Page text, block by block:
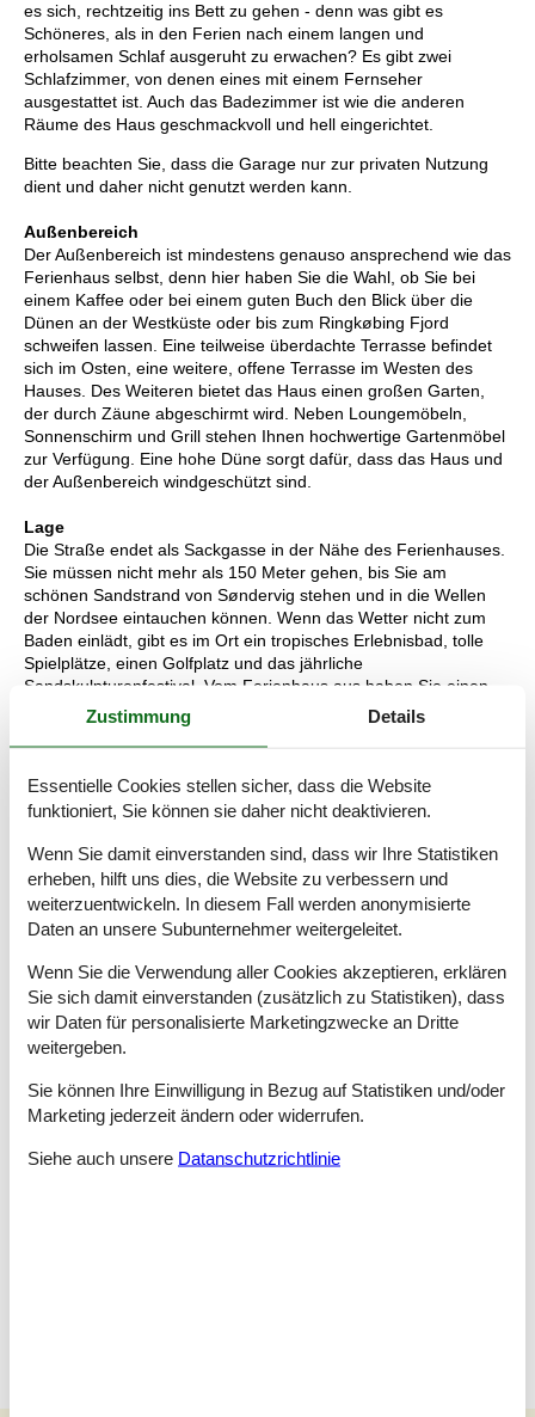
es sich, rechtzeitig ins Bett zu gehen - denn was gibt es
Schöneres, als in den Ferien nach einem langen und
erholsamen Schlaf ausgeruht zu erwachen? Es gibt zwei
Schlafzimmer, von denen eines mit einem Fernseher
ausgestattet ist. Auch das Badezimmer ist wie die anderen
Räume des Haus geschmackvoll und hell eingerichtet.
Bitte beachten Sie, dass die Garage nur zur privaten Nutzung
dient und daher nicht genutzt werden kann.
Außenbereich
Der Außenbereich ist mindestens genauso ansprechend wie das
Ferienhaus selbst, denn hier haben Sie die Wahl, ob Sie bei
einem Kaffee oder bei einem guten Buch den Blick über die
Dünen an der Westküste oder bis zum Ringkøbing Fjord
schweifen lassen. Eine teilweise überdachte Terrasse befindet
sich im Osten, eine weitere, offene Terrasse im Westen des
Hauses. Des Weiteren bietet das Haus einen großen Garten,
der durch Zäune abgeschirmt wird. Neben Loungemöbeln,
Sonnenschirm und Grill stehen Ihnen hochwertige Gartenmöbel
zur Verfügung. Eine hohe Düne sorgt dafür, dass das Haus und
der Außenbereich windgeschützt sind.
Lage
Die Straße endet als Sackgasse in der Nähe des Ferienhauses.
Sie müssen nicht mehr als 150 Meter gehen, bis Sie am
schönen Sandstrand von Søndervig stehen und in die Wellen
der Nordsee eintauchen können. Wenn das Wetter nicht zum
Baden einlädt, gibt es im Ort ein tropisches Erlebnisbad, tolle
Spielplätze, einen Golfplatz und das jährliche
Sandskulpturenfestival. Vom Ferienhaus aus haben Sie einen
kurzen Fußweg zur guten Auswahl an Geschäften und
Restaurants des Badeortes. Wenn Sie Fahrräder mitgebracht
haben, können Sie natürlich auch die landschaftlich reizvolle
Umgebung erkunden - zum Beispiel das Fischerdorf Hvide
Sande, das so schön inmitten von Holmsland Klit liegt.
Hochstühlen. Sie können ebenfalls Hundebetten ausleihen,
allerdings nur dann, wenn auch in Ihrem Mietobjekt ein Hund
erlaubt ist. Die Abholung und Rückgabe aller Gegenstände
erfolgt bei .
Lademöglichkeit für E-Autos: Schauen Sie bitte unter
"Ausstattung" nach, ob bei diesem Mietobjekt eine
Lademöglichkeit für E-Autos vorhanden ist.
Zustimmung Details
Essentielle Cookies stellen sicher, dass die Website
funktioniert, Sie können sie daher nicht deaktivieren.
Wenn Sie damit einverstanden sind, dass wir Ihre Statistiken
erheben, hilft uns dies, die Website zu verbessern und
weiterzuentwickeln. In diesem Fall werden anonymisierte
Daten an unsere Subunternehmer weitergeleitet.
Wenn Sie die Verwendung aller Cookies akzeptieren, erklären
Sie sich damit einverstanden (zusätzlich zu Statistiken), dass
wir Daten für personalisierte Marketingzwecke an Dritte
weitergeben.
Sie können Ihre Einwilligung in Bezug auf Statistiken und/oder
Marketing jederzeit ändern oder widerrufen.
Siehe auch unsere Datanschutzrichtlinie